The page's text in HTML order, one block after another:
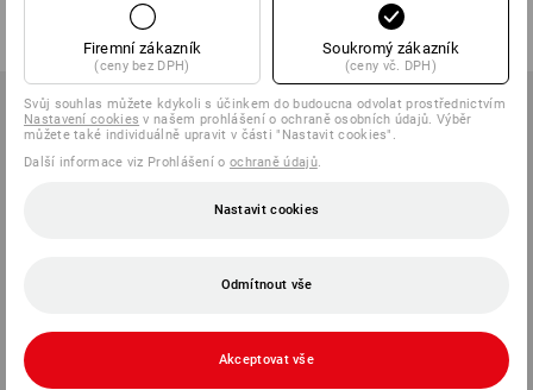
653,40 Kč
Firemní zákazník
(ceny bez DPH)
Soukromý zákazník
(ceny vč. DPH)
Svůj souhlas můžete kdykoli s účinkem do budoucna odvolat prostřednictvím
Nastavení cookies v našem prohlášení o ochraně osobních údajů. Výběr
můžete také individuálně upravit v části "Nastavit cookies".
Další informace viz Prohlášení o ochraně údajů.
Nastavit cookies
Odmítnout vše
Akceptovat vše